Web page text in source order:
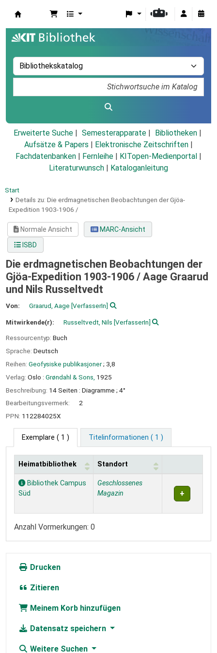
Erweiterte Suche Semesterapparate
Bibliotheken
Aufsätze & Papers
Elektronische Zeitschriften
Fachdatenbanken
Fernleihe KITopen-Medienportal
Literaturwunsch
Kataloganleitung
Start
Details zu: Die erdmagnetischen Beobachtungen der Gjöa-
Expedition 1903-1906 /
Normale Ansicht
MARC-Ansicht
ISBD
Die erdmagnetischen Beobachtungen der
Gjöa-Expedition 1903-1906 / Aage Graarud
und Nils Russeltvedt
Von: Graarud, Aage [VerfasserIn]
Mitwirkende(r): Russeltvedt, Nils [VerfasserIn]
Ressourcentyp: Buch
Sprache: Deutsch
Reihen: Geofysiske publikasjoner; 3,8
Verlag: Oslo : Grøndahl & Sons, 1925
Beschreibung: 14 Seiten : Diagramme ; 4°
Bearbeitungsvermerk:
2
PPN: 112284025X
Exemplare ( 1 ) Titelinformationen ( 1 )
Exemplare
Heimatbibliothek Standort
Bibliothek Campus
Süd
Geschlossenes
Magazin
Anzahl Vormerkungen: 0
Drucken
Zitieren
Meinem Korb hinzufügen
Datensatz speichern
Weitere Suchen